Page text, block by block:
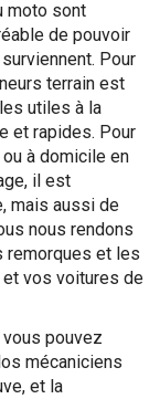
moto sont
de pouvoir
Pour
terrain est
utiles à la
et rapides. Pour
à domicile en
il est
mais aussi de
nous rendons
remorques et les
vos voitures de
pouvez
mécaniciens
et la